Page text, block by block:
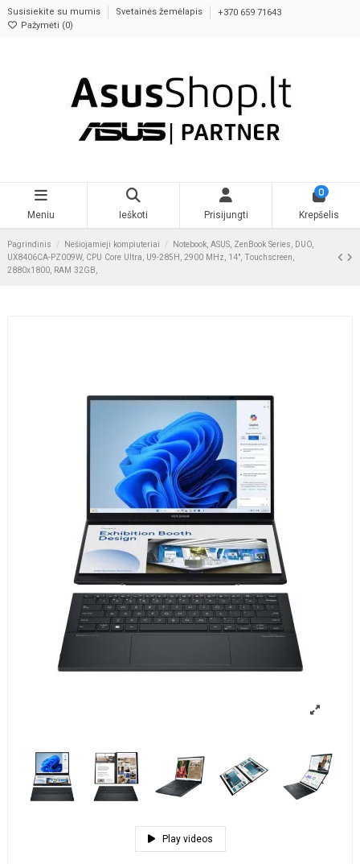
Susisiekite su mumis Svetainės žemėlapis
+370 659 71643
Pažymėti (0)
Meniu Ieškoti Prisijungti
0
Krepšelis
Pagrindinis Nešiojamieji kompiuteriai
Notebook, ASUS, ZenBook Series, DUO,
UX8406CA-PZ009W, CPU Core Ultra, U9-285H, 2900 MHz, 14", Touchscreen,
2880x1800, RAM 32GB,
Play videos